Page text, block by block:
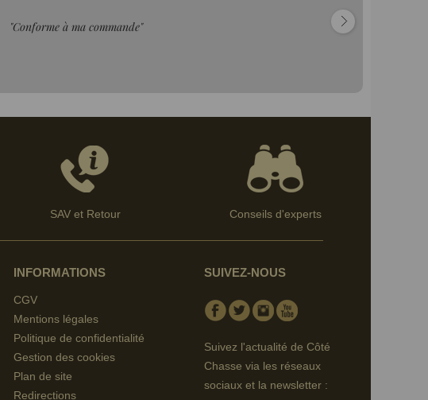
"Conforme à ma commande"
SAV et Retour Conseils d'experts
INFORMATIONS
CGV
Mentions légales
Politique de confidentialité
Gestion des cookies
Plan de site
Redirections
SUIVEZ-NOUS
Facebook
TwitterInstagram
Suivez l'actualité de Côté
Chasse via les réseaux
sociaux et la newsletter :